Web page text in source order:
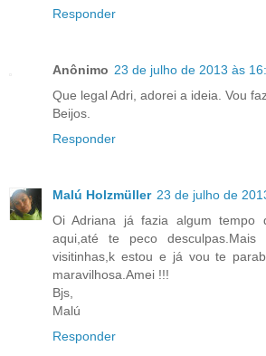
Responder
Anônimo 23 de julho de 2013 às
Que legal Adri, adorei a ideia. Vou
Beijos.
Responder
Malú Holzmüller 23 de julho de
Oi Adriana já fazia algum tempo
aqui,até te peco
visitinhas,k estou e já vou te
maravilhosa.Amei !!!
Bjs,
Malú
Responder